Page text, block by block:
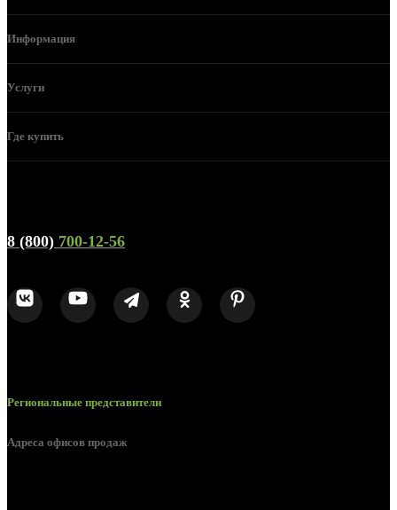
Информация
Услуги
Где купить
8 (800) 700-12-56
Региональные представители
Адреса офисов продаж